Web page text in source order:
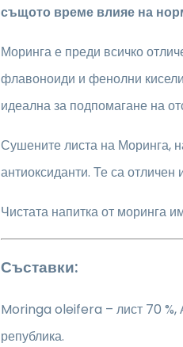
същото време влияе на
Моринга е преди всичко
флавоноиди и фенолни
идеална за подпомагане на
Сушените листа на Моринга,
антиоксиданти. Те са
Чистата напитка от моринга
Съставки:
Moringa oleifera – лист 70 %,
република.